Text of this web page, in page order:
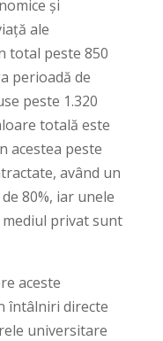
și
ale
total peste 850
perioadă de
peste 1.320
totală este
acestea peste
având un
80%, iar unele
privat sunt
aceste
întâlniri directe
universitare